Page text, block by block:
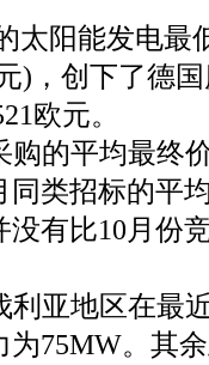
太阳能发电最
)，创下了德
欧元。
的平均最终
类招标的平
有比10月份
利亚地区在最
为75MW。其